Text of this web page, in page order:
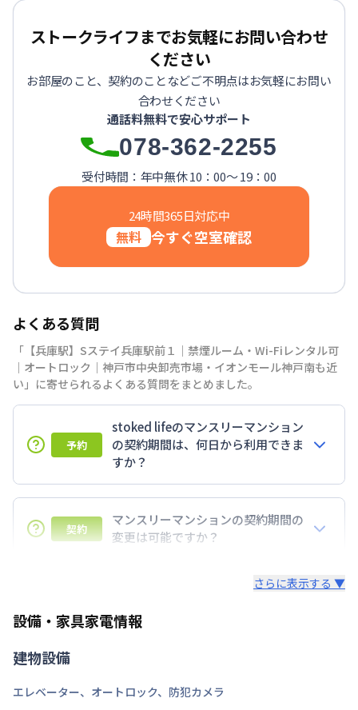
ストークライフまでお気軽にお問い合わせ
ください
お部屋のこと、契約のことなどご不明点はお気軽にお問い
合わせください
通話料無料で安心サポート
078-362-2255
受付時間：年中無休 10：00～ 19：00
24時間365日対応中
無料 今すぐ空室確認
よくある質問
「【兵庫駅】Sステイ兵庫駅前１｜禁煙ルーム・Wi-Fiレンタル可
｜オートロック｜神戸市中央卸売市場・イオンモール神戸南も近
い」に寄せられるよくある質問をまとめました。
予約
stoked lifeのマンスリーマンション
の契約期間は、何日から利用できま
すか？
7日以上からのご契約期間ですが1ヶ月（30日）以上
のご契約期間の地域もございますのでお気軽にお問い
合わせください。
契約
マンスリーマンションの契約期間の
変更は可能ですか？
約が入っていなければ、ご対応可能です。その際、再
い。期間の変更がある場合は、できるだけお早めにご
さらに表示する ▼
設備・家具家電情報
建物設備
エレベーター、 オートロック、 防犯カメラ